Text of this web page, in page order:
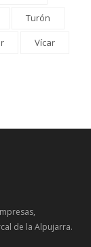
Turón
Vícar
de la Alpujarra.